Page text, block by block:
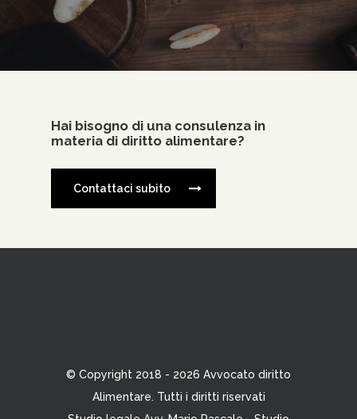
Hai bisogno di una consulenza in
materia di diritto alimentare?
Contattaci subito
© Copyright 2018 - 2026 Avvocato diritto
Alimentare. Tutti i diritti riservati